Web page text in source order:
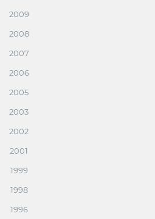
2009
2008
2007
2006
2005
2003
2002
2001
1999
1998
1996